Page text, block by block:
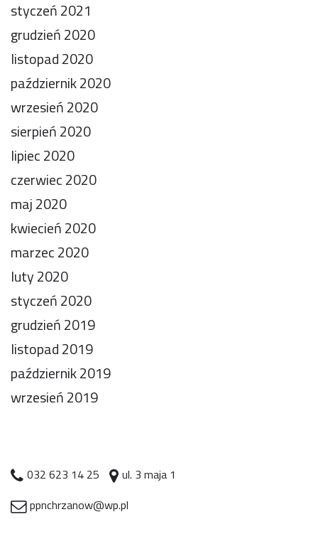
styczeń 2021
grudzień 2020
listopad 2020
październik 2020
wrzesień 2020
sierpień 2020
lipiec 2020
czerwiec 2020
maj 2020
kwiecień 2020
marzec 2020
luty 2020
styczeń 2020
grudzień 2019
listopad 2019
październik 2019
wrzesień 2019
032 623 14 25
ul. 3 maja 1
ppnchrzanow@wp.pl